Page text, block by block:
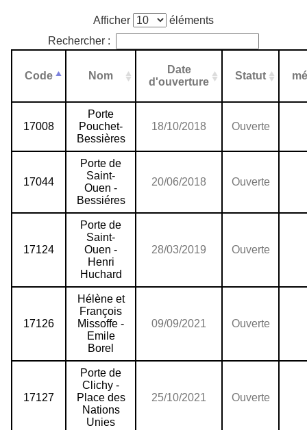
Afficher
éléments
Rechercher :
Code Nom
Date
d'ouverture
Statut
17008
Porte
Pouchet-
Bessières
18/10/2018 Ouverte
17044
Porte de
Saint-
Ouen -
Bessiéres
20/06/2018 Ouverte
17124
Porte de
Saint-
Ouen -
Henri
Huchard
28/03/2019 Ouverte
17126
Hélène et
François
Missoffe -
Emile
Borel
09/09/2021 Ouverte
17127
Porte de
Clichy -
Place des
Nations
Unies
25/10/2021 Ouverte